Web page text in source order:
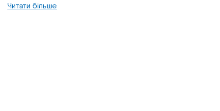
Читати більше